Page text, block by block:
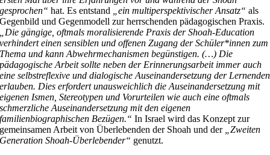
gesprochen“ hat. Es entstand „ein multiperspektivischer Ansatz“ als
Gegenbild und Gegenmodell zur herrschenden pädagogischen Praxis.
„Die gängige, oftmals moralisierende Praxis der Shoah-Education
verhindert einen sensiblen und offenen Zugang der Schüler*innen zum
Thema und kann Abwehrmechanismen begünstigen. (…) Die
pädagogische Arbeit sollte neben der Erinnerungsarbeit immer auch
eine selbstreflexive und dialogische Auseinandersetzung der Lernenden
erlauben. Dies erfordert unausweichlich die Auseinandersetzung mit
eigenen Ismen, Stereotypen und Vorurteilen wie auch eine oftmals
schmerzliche Auseinandersetzung mit den eigenen
familienbiographischen Bezügen.“In Israel wird das Konzept zur
gemeinsamen Arbeit von Überlebenden der Shoah und der „Zweiten
Generation Shoah-Überlebender“ genutzt.